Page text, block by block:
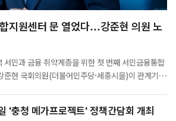
지원센터 문 열었다…강준현 의원 노
이다. 지난해 12월 한국산업은행 세종지점...
'충청 메가프로젝트' 정책간담회 개최